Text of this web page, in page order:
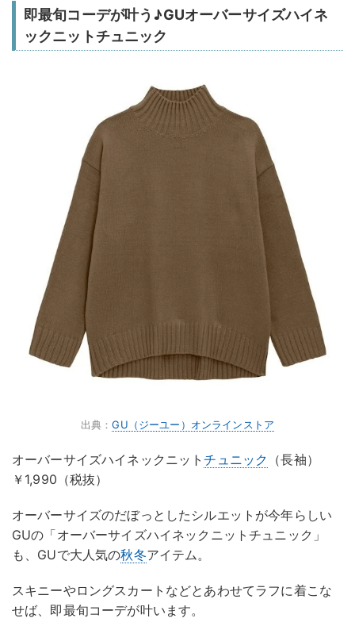
即最旬コーデが叶う♪GUオーバーサイズハイネ
ックニットチュニック
出典：GU（ジーユー）オンラインストア
オーバーサイズハイネックニットチュニック （長袖）
￥1,990（税抜）
オーバーサイズのだぼっとしたシルエットが今年らしい
GUの「オーバーサイズハイネックニットチュニック」
も、GUで大人気の秋冬アイテム。
スキニーやロングスカートなどとあわせてラフに着こな
せば、即最旬コーデが叶います。